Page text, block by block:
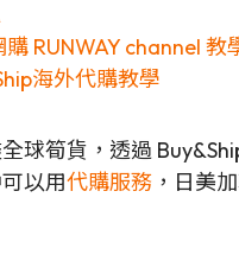
購 RUNWAY channel 教
海外代購教學
球筍貨，透過
以用代購服務 ，日美